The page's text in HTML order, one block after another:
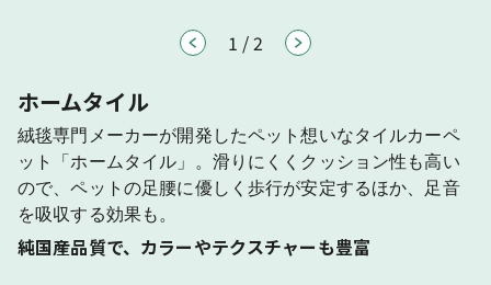
1 /2
ホームタイル
絨毯専門メーカーが開発したペット想いなタイルカーペ
ット「ホームタイル」。滑りにくくクッション性も高い
ので、ペットの足腰に優しく歩行が安定するほか、足音
を吸収する効果も。
純国産品質で、カラーやテクスチャーも豊富